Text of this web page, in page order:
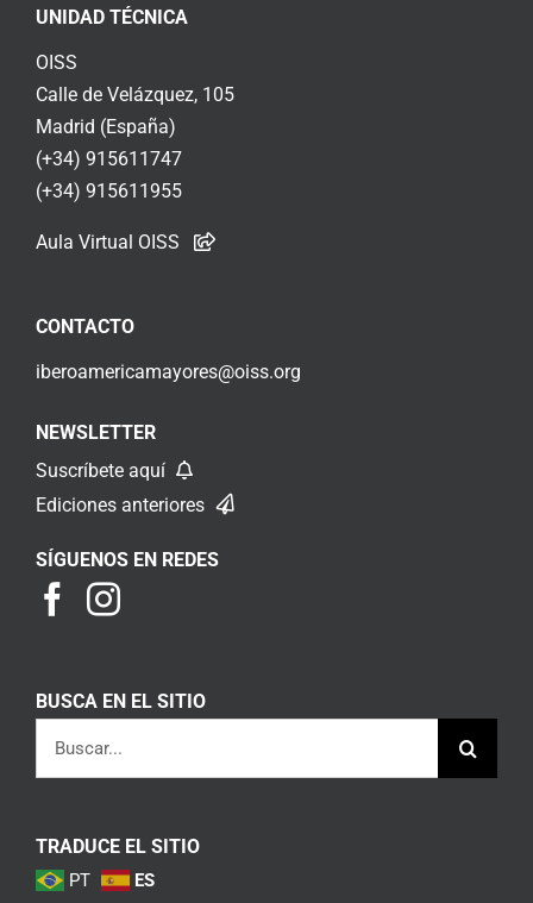
UNIDAD TÉCNICA
OISS
Calle de Velázquez, 105
Madrid (España)
(+34) 915611747
(+34) 915611955
Aula Virtual OISS
CONTACTO
iberoamericamayores@oiss.org
NEWSLETTER
Suscríbete aquí
Ediciones anteriores
SÍGUENOS EN REDES
BUSCA EN EL SITIO
TRADUCE EL SITIO
PT ES